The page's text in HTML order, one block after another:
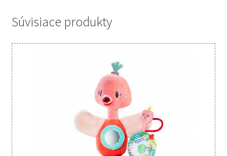
Súvisiace produkty